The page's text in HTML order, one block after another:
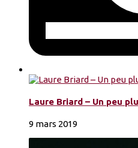
Laure Briard – Un peu
9 mars 2019